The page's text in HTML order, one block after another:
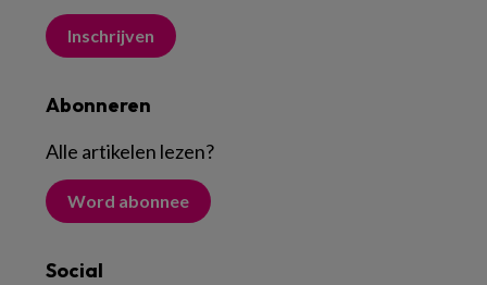
Inschrijven
Abonneren
Alle artikelen lezen?
Word abonnee
Social